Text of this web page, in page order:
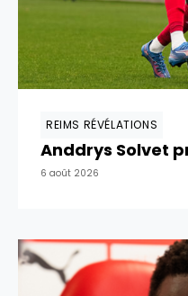
REIMS RÉVÉLATIONS
Anddrys Solvet
6 août 2026